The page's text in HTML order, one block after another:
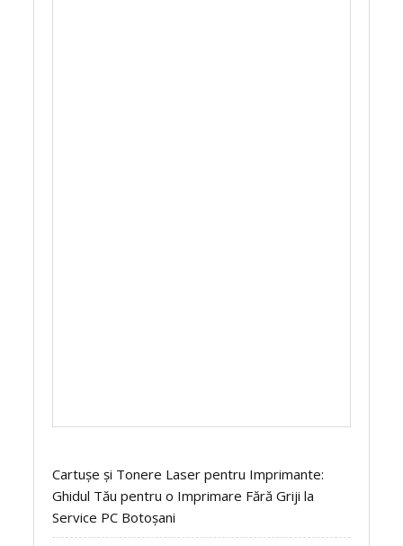
Cartușe și Tonere Laser pentru Imprimante:
Ghidul Tău pentru o Imprimare Fără Griji la
Service PC Botoșani